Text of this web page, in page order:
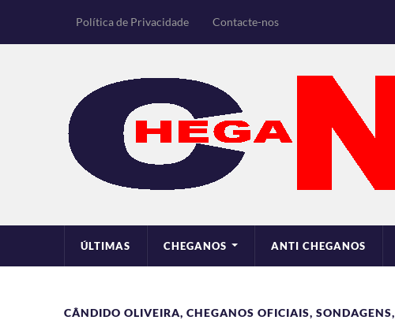
Política de Privacidade Contacte-nos
ÚLTIMAS CHEGANOS ANTI CHEGANOS
CÂNDIDO OLIVEIRA, CHEGANOS OFICIAIS, SONDAGENS,